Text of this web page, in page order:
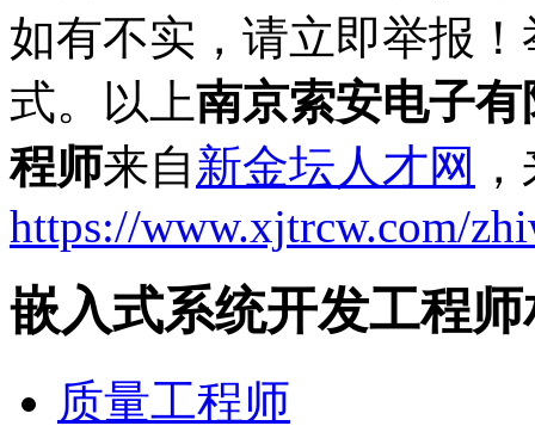
如有不实，请立即举报
式。以上南京索安电子
程师来自新金坛人才网
https://www.xjtrcw.com/
嵌入式系统开发工程
质量工程师